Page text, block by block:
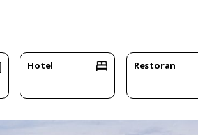
Hotel Restoran